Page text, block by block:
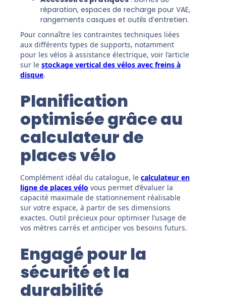
réparation, espaces de recharge pour VAE,
rangements casques et outils d’entretien.
Pour connaître les contraintes techniques liées
aux différents types de supports, notamment
pour les vélos à assistance électrique, voir l’article
sur le stockage vertical des vélos avec freins à
disque.
Planification
optimisée grâce au
calculateur de
places vélo
Complément idéal du catalogue, le calculateur en
ligne de places vélo vous permet d’évaluer la
capacité maximale de stationnement réalisable
sur votre espace, à partir de ses dimensions
exactes. Outil précieux pour optimiser l’usage de
vos mètres carrés et anticiper vos besoins futurs.
Engagé pour la
sécurité et la
durabilité